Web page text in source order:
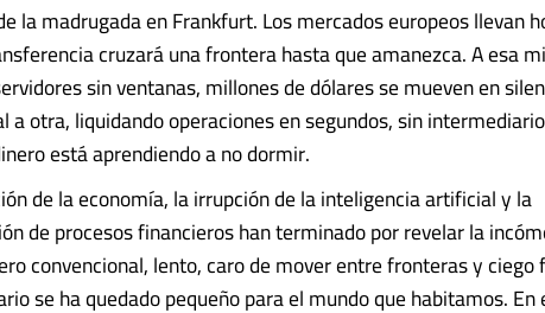
la madrugada en Frankfurt. Los mercados europeos llevan
cruzará una frontera hasta que amanezca. A esa
sin ventanas, millones de dólares se mueven en
a otra, liquidando operaciones en segundos, sin
está aprendiendo a no dormir.
de la economía, la irrupción de la inteligencia artificial y la
de procesos financieros han terminado por revelar la
convencional, lento, caro de mover entre fronteras y ciego
se ha quedado pequeño para el mundo que habitamos.